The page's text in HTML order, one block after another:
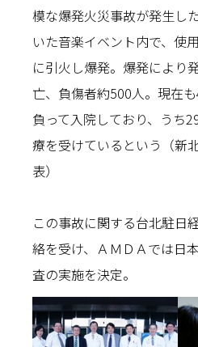
模な爆発火災事故が発生し
いた音楽イベント内で、使
に引火し爆発。爆発により
亡、負傷者約500人。現在
負って入院しており、うち
療を受けているという（新
表）
この事故に関する台北駐日
絡を受け、ＡＭＤＡでは日
査の実施を決定。